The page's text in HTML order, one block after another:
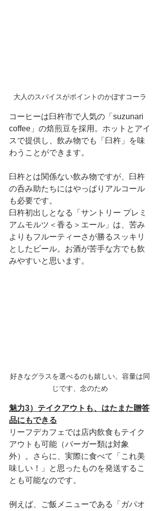
大人のスパイスがポイントのかぼすコーラ
コーヒーは臼杵市で人気の「suzunari
coffee」の焙煎豆を採用。ホットとアイ
スで提供し、飲み物でも「臼杵」を味
わうことができます。
臼杵とは関係ない飲み物ですが、臼杵
の呑み助たちにはやっぱりアルコール
も必要です。
臼杵初出しとなる「サントリー プレミ
アムモルツ＜香る＞エール」は、苦み
よりもフルーティーさが勝るスッキリ
としたビール。お酒が苦手な方でも飲
みやすいと思います。
好きなグラスを選べるのも嬉しい。容量は同
じです、念のため
魅力3）テイクアウトも、はたまた贈答
品にもできる
リーフデカフェでは店内飲食もテイク
アウトも可能（バーガー類は対象
外）。さらに、実際に食べて「これ美
味しい！」と思ったものを発送するこ
とも可能なのです。
例えば、ご飯メニューである「ガパオ